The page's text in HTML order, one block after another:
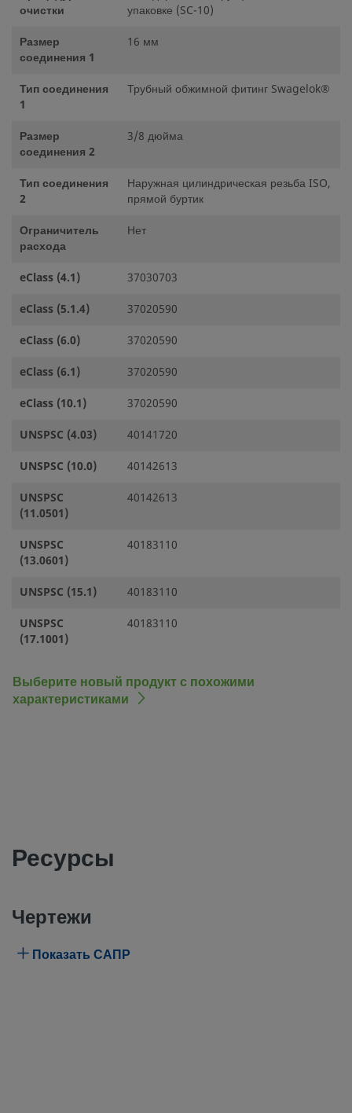
очистки
упаковке (SC-10)
Размер
соединения 1
16 мм
Тип соединения
1
Трубный обжимной фитинг Swagelok®
Размер
соединения 2
3/8 дюйма
Тип соединения
2
Наружная цилиндрическая резьба ISO,
прямой буртик
Ограничитель
расхода
Нет
eClass (4.1)
37030703
eClass (5.1.4)
37020590
eClass (6.0)
37020590
eClass (6.1)
37020590
eClass (10.1)
37020590
UNSPSC (4.03)
40141720
UNSPSC (10.0)
40142613
UNSPSC
(11.0501)
40142613
UNSPSC
(13.0601)
40183110
UNSPSC (15.1)
40183110
UNSPSC
(17.1001)
40183110
Выберите новый продукт с похожими
характеристиками
Ресурсы
Чертежи
Показать САПР